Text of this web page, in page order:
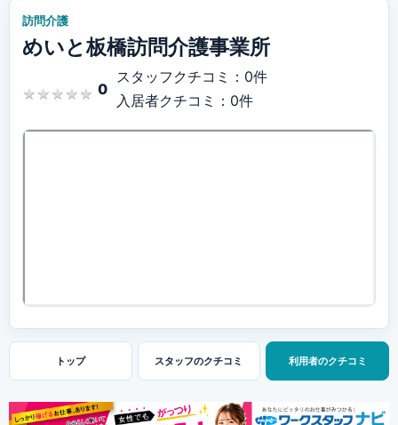
訪問介護
めいと板橋訪問介護事業所
★ ★ ★ ★ ★
★ ★ ★ ★ ★ 0
スタッフクチコミ：0件
入居者クチコミ：0件
トップ スタッフのクチコミ 利用者のクチコミ